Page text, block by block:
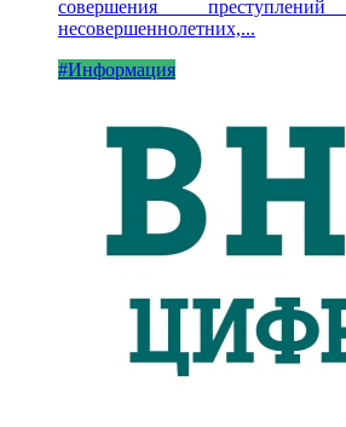
совершения
несовершеннолетних,...
#Информация